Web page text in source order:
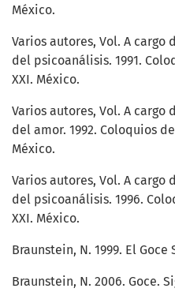
México.
Varios autores, Vol. A cargo
del psicoanálisis. 1991.
XXI. México.
Varios autores, Vol. A cargo
del amor. 1992. Coloquios
México.
Varios autores, Vol. A cargo
del psicoanálisis. 1996.
XXI. México.
Braunstein, N. 1999. El
Braunstein, N. 2006. Goce.